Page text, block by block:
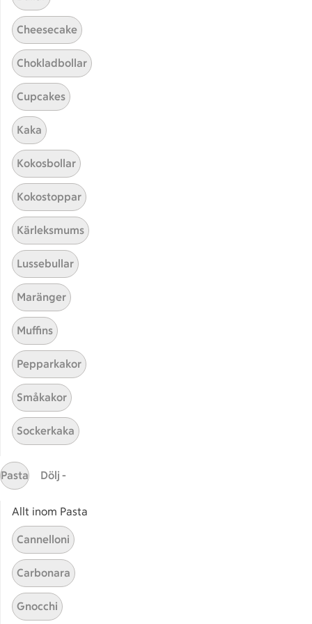
Hittade inget recept
Testa att söka på något nytt, eller ta bort något av
Bröd
Här hittar du alla goda recept du har sparat och
Start
Cheesecake
Chokladbollar
Cupcakes
Kaka
Kokosbollar
Kokostoppar
Kärleksmums
Lussebullar
Maränger
Muffins
Pepparkakor
Småkakor
Sockerkaka
Pasta Dölj -
Allt inom Pasta
Cannelloni
Carbonara
Gnocchi